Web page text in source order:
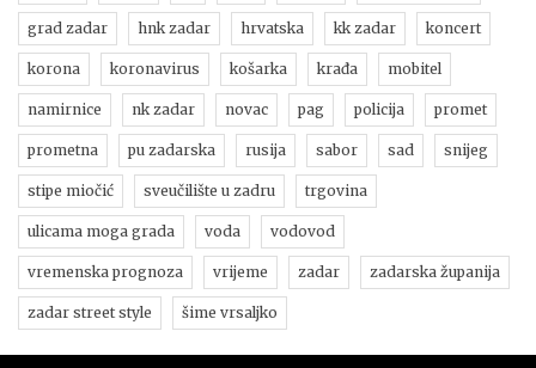
grad zadar hnk zadar hrvatska kk zadar koncert
korona koronavirus košarka krađa mobitel
namirnice nk zadar novac pag policija promet
prometna pu zadarska rusija sabor sad snijeg
stipe miočić sveučilište u zadru trgovina
ulicama moga grada voda vodovod
vremenska prognoza vrijeme zadar zadarska županija
zadar street style šime vrsaljko